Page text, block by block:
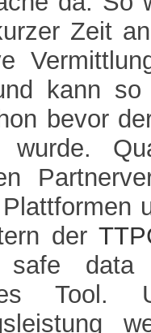
Zeit
kann so
bevor
wurde.
der
safe